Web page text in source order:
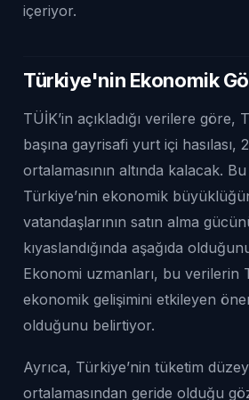
içeriyor.
Türkiye'nin Ekonomik
TÜİK’in açıkladığı verilere göre,
başına gayrisafi yurt içi hasılası,
ortalamasının altında kalacak.
Türkiye’nin ekonomik
vatandaşlarının satın alma
kıyaslandığında aşağıda
Ekonomi uzmanları, bu verilerin
ekonomik gelişimini etkileyen
olduğunu belirtiyor.
Ayrıca, Türkiye’nin tüketim
ortalamasından geride olduğu